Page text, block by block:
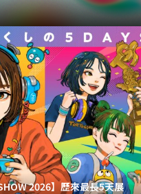
2026】歷來最長5天展